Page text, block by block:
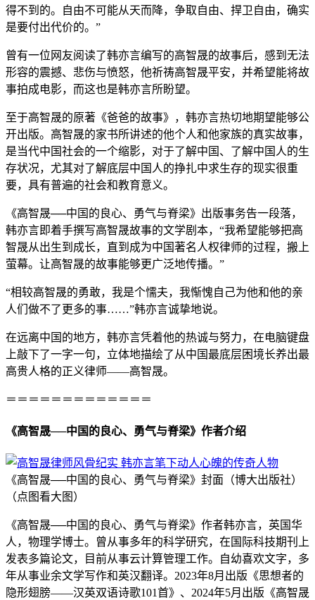
得不到的。自由不可能从天而降，争取自由、捍卫自由，确实
是要付出代价的。”
曾有一位网友阅读了韩亦言编写的高智晟的故事后，感到无法
形容的震撼、悲伤与愤怒，他祈祷高智晟平安，并希望能将故
事拍成电影，而这也是韩亦言所盼望。
至于高智晟的原著《爸爸的故事》，韩亦言热切地期望能够公
开出版。高智晟的家书所讲述的他个人和他家族的真实故事，
是当代中国社会的一个缩影，对于了解中国、了解中国人的生
存状况，尤其对了解底层中国人的挣扎中求生存的现实很重
要，具有普遍的社会和教育意义。
《高智晟──中国的良心、勇气与脊梁》出版事务告一段落，
韩亦言即着手撰写高智晟故事的文学剧本，“我希望能够把高
智晟从出生到成长，直到成为中国著名人权律师的过程，搬上
萤幕。让高智晟的故事能够更广泛地传播。”
“相较高智晟的勇敢，我是个懦夫，我惭愧自己为他和他的亲
人们做不了更多的事……”韩亦言诚挚地说。
在远离中国的地方，韩亦言凭着他的热诚与努力，在电脑键盘
上敲下了一字一句，立体地描绘了从中国最底层困境长养出最
高贵人格的正义律师——高智晟。
＝＝＝＝＝＝＝＝＝＝＝＝＝
《高智晟──中国的良心、勇气与脊梁》作者介绍
《高智晟──中国的良心、勇气与脊梁》封面（博大出版社）
（点图看大图）
《高智晟──中国的良心、勇气与脊梁》作者韩亦言，英国华
人，物理学博士。曾从事多年的科学研究，在国际科技期刊上
发表多篇论文，目前从事云计算管理工作。自幼喜欢文字，多
年从事业余文学写作和英汉翻译。2023年8月出版《思想者的
隐形翅膀——汉英双语诗歌101首》、2024年5月出版《高智晟